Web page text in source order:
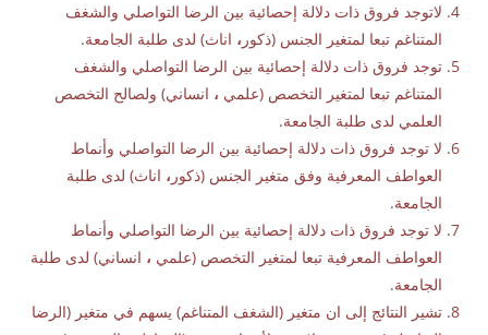
لاتوجد فروق ذات دلالة إحصائية بين الرضا التواصلي والشغف
المتناغم تبعا لمتغير الجنس (ذكور،اناث) لدى طلبة الجامعة.
توجد فروق ذات دلالة إحصائية بين الرضا التواصلي والشغف
المتناغم تبعا لمتغير التخصص (علمي، انساني) ولصالح التخصص
العلمي لدى طلبة الجامعة.
لا توجد فروق ذات دلالة إحصائية بين الرضا التواصلي وأنماط
العواطف المعرفية وفق متغير الجنس (ذكور،اناث) لدى طلبة
الجامعة.
لا توجد فروق ذات دلالة إحصائية بين الرضا التواصلي وأنماط
العواطف المعرفية تبعا لمتغير التخصص (علمي، انساني) لدى طلبة
الجامعة.
تشير النتائج إلى ان متغير (الشغف المتناغم) يسهم في متغير (الرضا